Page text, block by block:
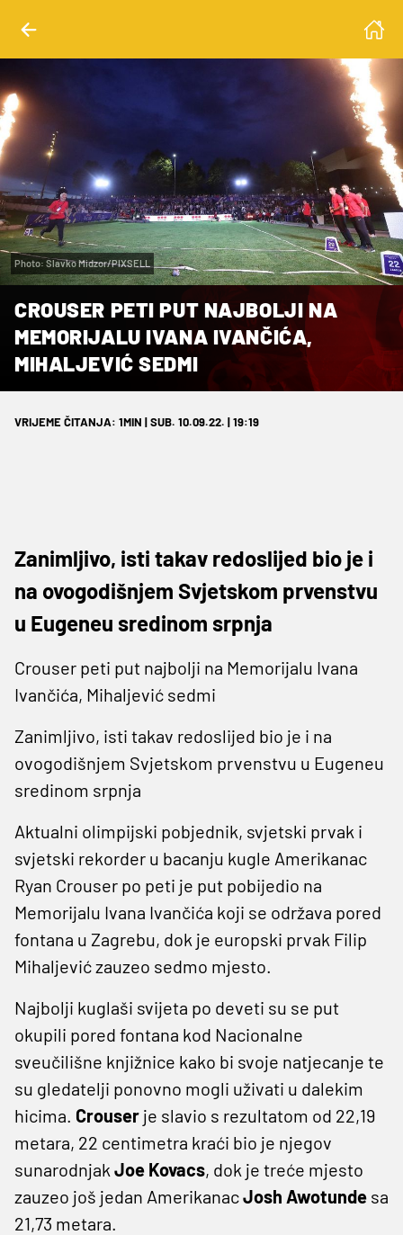
Photo: Slavko Midzor/PIXSELL
CROUSER PETI PUT NAJBOLJI NA
MEMORIJALU IVANA IVANČIĆA,
MIHALJEVIĆ SEDMI
VRIJEME ČITANJA: 1MIN | SUB. 10.09.22. | 19:19
Zanimljivo, isti takav redoslijed bio je i
na ovogodišnjem Svjetskom prvenstvu
u Eugeneu sredinom srpnja
Crouser peti put najbolji na Memorijalu Ivana
Ivančića, Mihaljević sedmi
Zanimljivo, isti takav redoslijed bio je i na
ovogodišnjem Svjetskom prvenstvu u Eugeneu
sredinom srpnja
Aktualni olimpijski pobjednik, svjetski prvak i
svjetski rekorder u bacanju kugle Amerikanac
Ryan Crouser po peti je put pobijedio na
Memorijalu Ivana Ivančića koji se održava pored
fontana u Zagrebu, dok je europski prvak Filip
Mihaljević zauzeo sedmo mjesto.
Najbolji kuglaši svijeta po deveti su se put
okupili pored fontana kod Nacionalne
sveučilišne knjižnice kako bi svoje natjecanje te
su gledatelji ponovno mogli uživati u dalekim
hicima. Crouser je slavio s rezultatom od 22,19
metara, 22 centimetra kraći bio je njegov
sunarodnjak Joe Kovacs, dok je treće mjesto
zauzeo još jedan AmerikanacJosh Awotunde sa
21,73 metara.